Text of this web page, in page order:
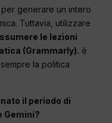
generare un intero
Tuttavia, utilizzare
le lezioni
(Grammarly). è
la politica
il periodo di
Gemini?